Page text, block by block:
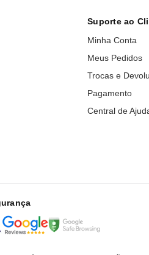
Suporte ao
Minha Conta
Meus Pedidos
Trocas e
Pagamento
Central de